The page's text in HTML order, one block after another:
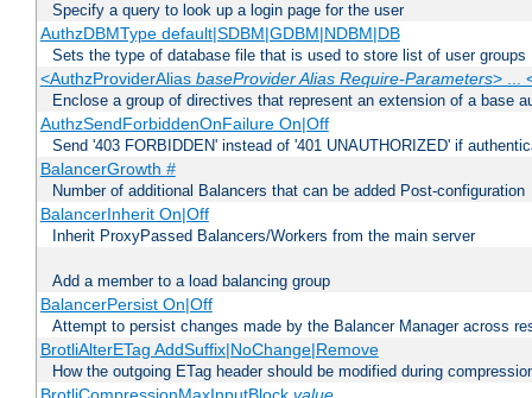
Specify a query to look up a login page for the user
AuthzDBMType default|SDBM|GDBM|NDBM|DB
Sets the type of database file that is used to store list of user groups
<AuthzProviderAlias baseProvider Alias Require-Parameters> ...
Enclose a group of directives that represent an extension of a base
AuthzSendForbiddenOnFailure On|Off
Send '403 FORBIDDEN' instead of '401 UNAUTHORIZED' if
BalancerGrowth #
Number of additional Balancers that can be added Post-configuration
BalancerInherit On|Off
Inherit ProxyPassed Balancers/Workers from the main server
Add a member to a load balancing group
BalancerPersist On|Off
Attempt to persist changes made by the Balancer Manager across
BrotliAlterETag AddSuffix|NoChange|Remove
How the outgoing ETag header should be modified during